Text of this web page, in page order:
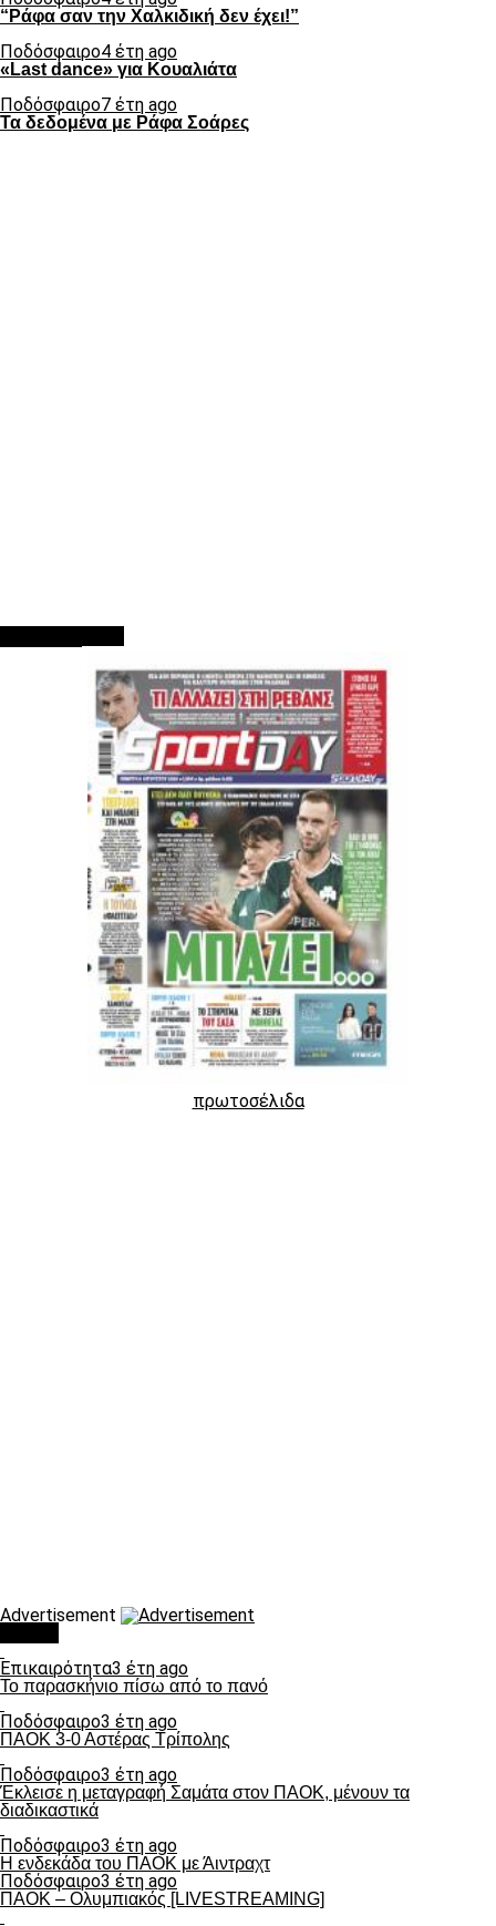
“Ράφα σαν την Χαλκιδική δεν έχει!”
Ποδόσφαιρο4 έτη ago
«Last dance» για Κουαλιάτα
Ποδόσφαιρο7 έτη ago
Τα δεδομένα με Ράφα Σοάρες
πρωτοσέλιδα
Advertisement
Επικαιρότητα3 έτη ago
Το παρασκήνιο πίσω από το πανό
Ποδόσφαιρο3 έτη ago
ΠΑΟΚ 3-0 Αστέρας Τρίπολης
Ποδόσφαιρο3 έτη ago
Έκλεισε η μεταγραφή Σαμάτα στον ΠΑΟΚ, μένουν τα
διαδικαστικά
Ποδόσφαιρο3 έτη ago
Η ενδεκάδα του ΠΑΟΚ με Άιντραχτ
Ποδόσφαιρο3 έτη ago
ΠΑΟΚ – Ολυμπιακός [LIVESTREAMING]